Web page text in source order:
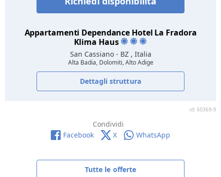
Appartamenti Dependance Hotel La Fradora
Klima Haus
San Cassiano - BZ , Italia
Alta Badia, Dolomiti, Alto Adige
Dettagli struttura
id: 60369-9
Condividi
Facebook
X WhatsApp
Tutte le offerte